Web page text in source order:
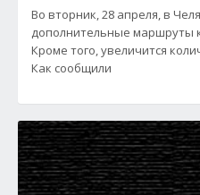
Во вторник, 28 апреля, в
дополнительные маршруты
Кроме того, увеличится
Как сообщили